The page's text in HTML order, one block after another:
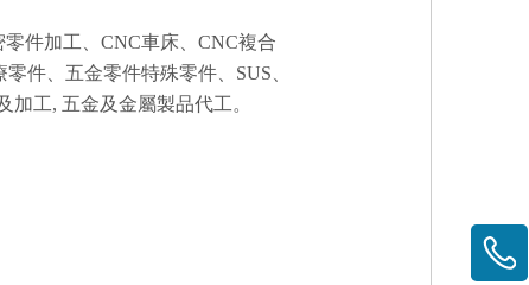
件加工、CNC車床、CNC複合
件、五金零件特殊零件、SUS、
工, 五金及金屬製品代工。